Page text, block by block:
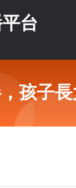
台
孩子